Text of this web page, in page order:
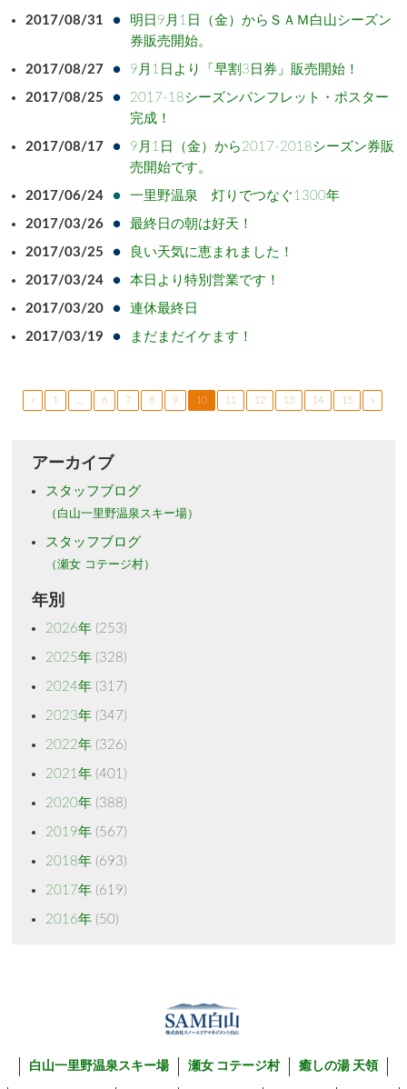
2017/08/31
明日9月1日（金）からＳＡＭ白山シーズン
券販売開始。
2017/08/27 9月1日より「早割3日券」販売開始！
2017/08/25
2017-18シーズンパンフレット・ポスター
完成！
2017/08/17
9月1日（金）から2017-2018シーズン券販
売開始です。
2017/06/24 一里野温泉 灯りでつなぐ1300年
2017/03/26 最終日の朝は好天！
2017/03/25 良い天気に恵まれました！
2017/03/24 本日より特別営業です！
2017/03/20 連休最終日
2017/03/19 まだまだイケます！
« 1 6 7 8 9 10 11 12 13 14 15 »
アーカイブ
スタッフブログ
（白山一里野温泉スキー場）
スタッフブログ
（瀬女 コテージ村）
年別
2026年(253)
2025年(328)
2024年(317)
2023年(347)
2022年(326)
2021年(401)
2020年(388)
2019年(567)
2018年(693)
2017年(619)
2016年(50)
白山一里野温泉スキー場 瀬女 コテージ村 癒しの湯 天領